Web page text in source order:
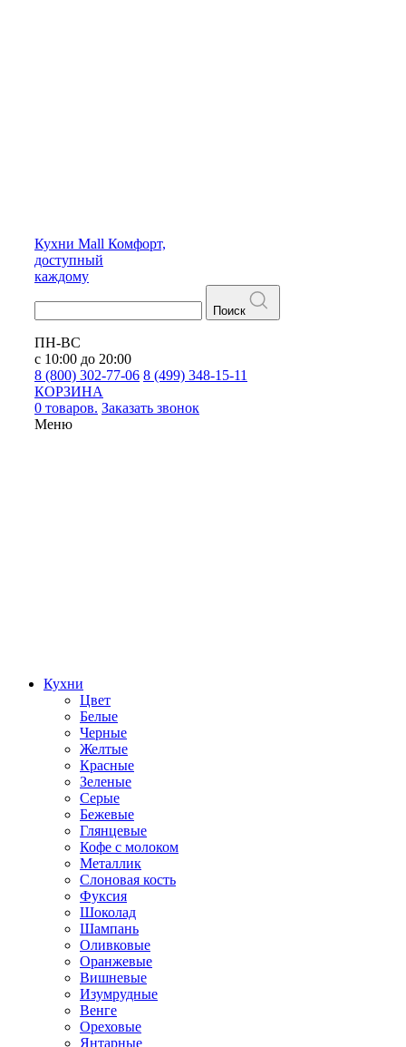
Кухни Mall Комфорт,
доступный
каждому
Поиск
ПН-ВС
с 10:00 до 20:00
8 (800) 302-77-06 8 (499) 348-15-11
КОРЗИНА
0 товаров. Заказать звонок
Меню
Кухни
Цвет
Белые
Черные
Желтые
Красные
Зеленые
Серые
Бежевые
Глянцевые
Кофе с молоком
Металлик
Слоновая кость
Фуксия
Шоколад
Шампань
Оливковые
Оранжевые
Вишневые
Изумрудные
Венге
Ореховые
Янтарные